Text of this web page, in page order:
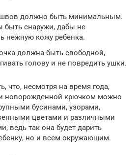
должно быть минимальным.
снаружи, дабы не
нежную кожу ребенка.
должна быть свободной,
голову и не повредить ушки.
что, несмотря на время года,
новорожденной крючком можно
бусинами, узорами,
цветами и различными
ведь так она будет дарить
но и всем окружающим.